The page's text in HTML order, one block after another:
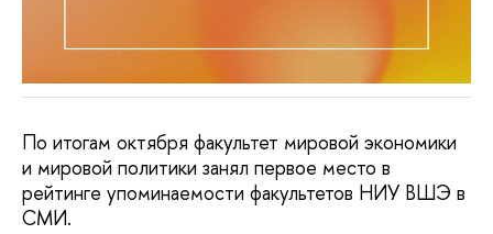
По итогам октября факультет мировой экономики
и мировой политики занял первое место в
рейтинге упоминаемости факультетов НИУ ВШЭ в
СМИ.